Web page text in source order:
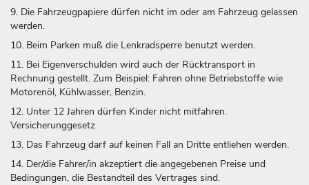
9. Die Fahrzeugpapiere dürfen nicht im oder am Fahrzeug gelassen
werden.
10. Beim Parken muß die Lenkradsperre benutzt werden.
11. Bei Eigenverschulden wird auch der Rücktransport in
Rechnung gestellt. Zum Beispiel: Fahren ohne Betriebstoffe wie
Motorenöl, Kühlwasser, Benzin.
12. Unter 12 Jahren dürfen Kinder nicht mitfahren.
Versicherunggesetz
13. Das Fahrzeug darf auf keinen Fall an Dritte entliehen werden.
14. Der/die Fahrer/in akzeptiert die angegebenen Preise und
Bedingungen, die Bestandteil des Vertrages sind.